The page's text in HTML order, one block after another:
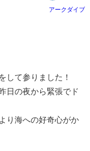
アークダイブ
して参りました！
日の夜から緊張でド
り海への好奇心がか